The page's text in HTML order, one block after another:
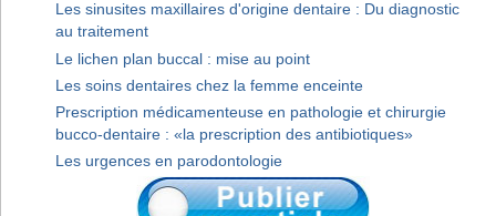
Les sinusites maxillaires d'origine dentaire : Du diagnostic
au traitement
Le lichen plan buccal : mise au point
Les soins dentaires chez la femme enceinte
Prescription médicamenteuse en pathologie et chirurgie
bucco-dentaire : «la prescription des antibiotiques»
Les urgences en parodontologie